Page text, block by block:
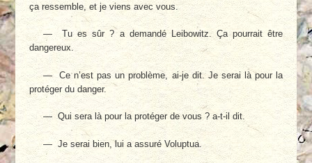
ça ressemble, et je viens avec vous.
— Tu es sûr ? a demandé Leibowitz. Ça pourrait être
dangereux.
— Ce n’est pas un problème, ai-je dit. Je serai là pour la
protéger du danger.
— Qui sera là pour la protéger de vous ? a-t-il dit.
— Je serai bien, lui a assuré Voluptua.